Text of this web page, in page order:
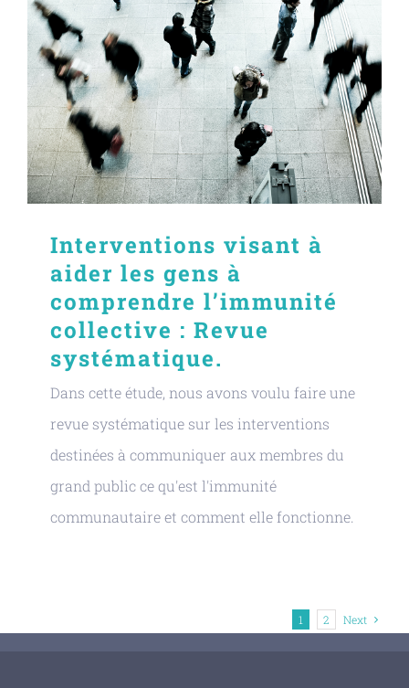
Interventions visant à
aider les gens à
comprendre l’immunité
collective : Revue
systématique.
Dans cette étude, nous avons voulu faire une
revue systématique sur les interventions
destinées à communiquer aux membres du
grand public ce qu'est l'immunité
communautaire et comment elle fonctionne.
1 2 Next